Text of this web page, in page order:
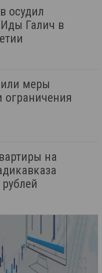
осудил
Галич в
меры
ограничения
на